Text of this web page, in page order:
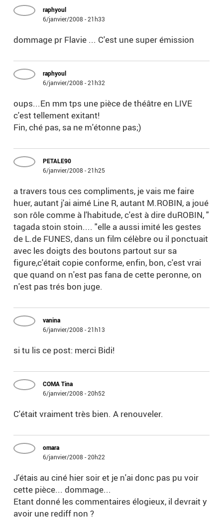
raphyoul
6/janvier/2008 - 21h33
dommage pr Flavie ... C'est une super émission
raphyoul
6/janvier/2008 - 21h32
oups...En mm tps une pièce de théâtre en LIVE
c'est tellement exitant!
Fin, ché pas, sa ne m'étonne pas;)
PETALE90
6/janvier/2008 - 21h25
a travers tous ces compliments, je vais me faire
huer, autant j'ai aimé Line R, autant M.ROBIN, a joué
son rôle comme à l'habitude, c'est à dire duROBIN, "
tagada stoin stoin.... "elle a aussi imité les gestes
de L.de FUNES, dans un film célèbre ou il ponctuait
avec les doigts des boutons partout sur sa
figure,c'était copie conforme, enfin, bon, c'est vrai
que quand on n'est pas fana de cette peronne, on
n'est pas trés bon juge.
vanina
6/janvier/2008 - 21h13
si tu lis ce post: merci Bidi!
COMA Tina
6/janvier/2008 - 20h52
C'était vraiment très bien. A renouveler.
omara
6/janvier/2008 - 20h22
J'étais au ciné hier soir et je n'ai donc pas pu voir
cette pièce... dommage...
Etant donné les commentaires élogieux, il devrait y
avoir une rediff non ?